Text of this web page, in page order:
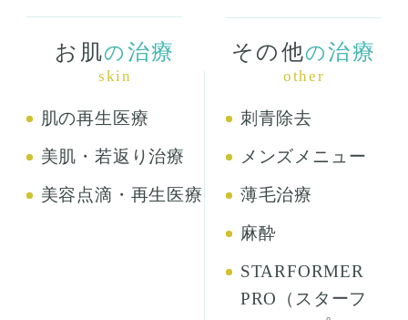
お肌の 治療
skin
肌の再生医療
美肌・若返り治療
美容点滴・再生医療
その他の治療
other
刺青除去
メンズメニュー
薄毛治療
麻酔
STARFORMER
PRO（スターフ